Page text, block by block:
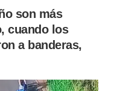
son más
cuando los
a banderas,